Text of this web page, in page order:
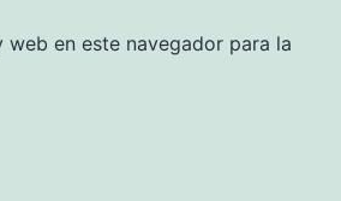
en este navegador para la